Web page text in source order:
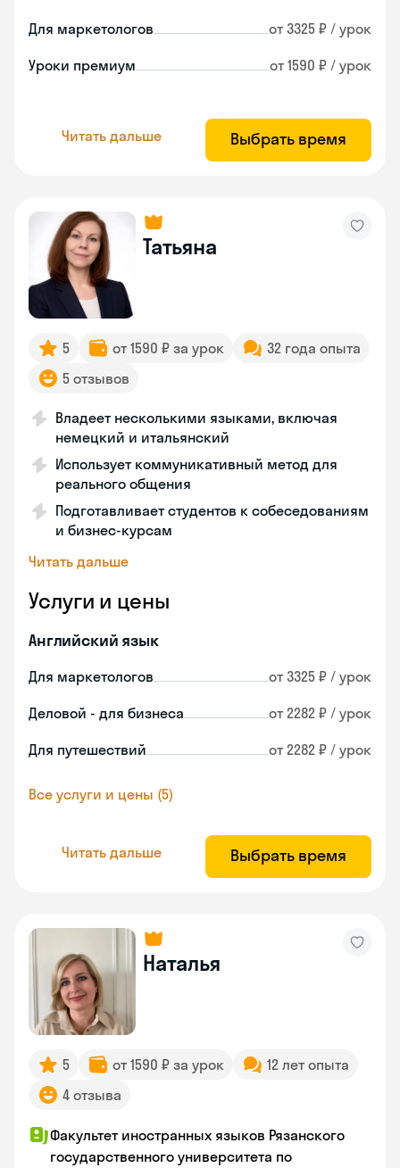
Для маркетологов от 3325 ₽ / урок
Уроки премиум от 1590 ₽ / урок
Читать дальше Выбрать время
Татьяна
5 от 1590 ₽ за урок
32 года опыта
5 отзывов
Владеет несколькими языками, включая
немецкий и итальянский
Использует коммуникативный метод для
реального общения
Подготавливает студентов к собеседованиям
и бизнес-курсам
Читать дальше
Услуги и цены
Английский язык
Для маркетологов от 3325 ₽ / урок
Деловой - для бизнеса от 2282 ₽ / урок
Для путешествий от 2282 ₽ / урок
Все услуги и цены (5)
Читать дальше Выбрать время
Наталья
5 от 1590 ₽ за урок
12 лет опыта
4 отзыва
Факультет иностранных языков Рязанского
государственного университета по